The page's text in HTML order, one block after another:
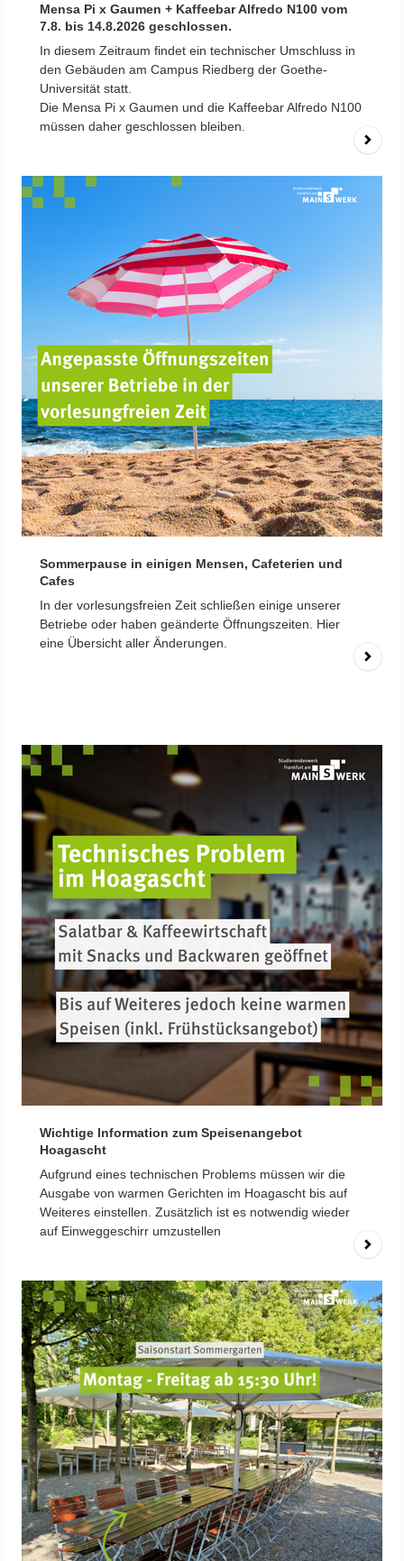
Mensa Pi x Gaumen + Kaffeebar Alfredo N100 vom
7.8. bis 14.8.2026 geschlossen.
In diesem Zeitraum findet ein technischer Umschluss in
den Gebäuden am Campus Riedberg der Goethe-
Universität statt.
Die Mensa Pi x Gaumen und die Kaffeebar Alfredo N100
müssen daher geschlossen bleiben.
Sommerpause in einigen Mensen, Cafeterien und
Cafes
In der vorlesungsfreien Zeit schließen einige unserer
Betriebe oder haben geänderte Öffnungszeiten. Hier
eine Übersicht aller Änderungen.
Wichtige Information zum Speisenangebot
Hoagascht
Aufgrund eines technischen Problems müssen wir die
Ausgabe von warmen Gerichten im Hoagascht bis auf
Weiteres einstellen. Zusätzlich ist es notwendig wieder
auf Einweggeschirr umzustellen